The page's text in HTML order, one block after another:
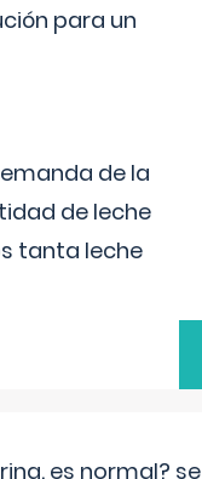
para un
de la
de leche
tanta leche
es normal? se